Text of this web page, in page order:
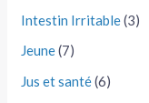
Intestin Irritable(3)
Jeune(7)
Jus et santé(6)